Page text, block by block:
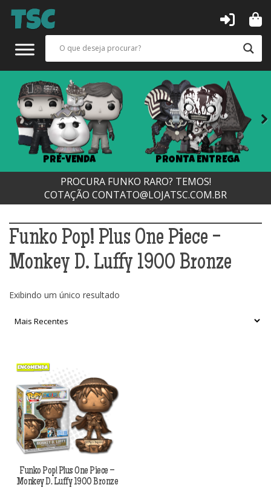
PRÉ-VENDA PRONTA ENTREGA
Next
PROCURA FUNKO RARO? TEMOS!
COTAÇÃO CONTATO@LOJATSC.COM.BR
Funko Pop! Plus One Piece -
Monkey D. Luffy 1900 Bronze
Exibindo um único resultado
Funko Pop! Plus One Piece –
Monkey D. Luffy 1900 Bronze